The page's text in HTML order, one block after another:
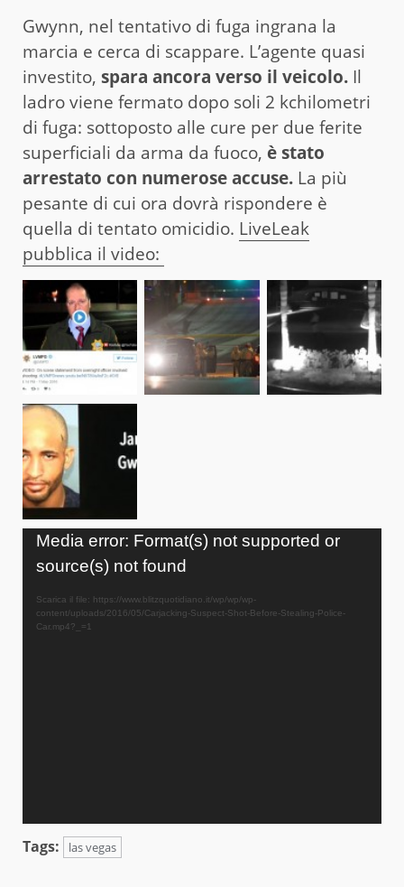
Gwynn, nel tentativo di fuga ingrana la
marcia e cerca di scappare. L’agente quasi
investito, spara ancora verso il veicolo. Il
ladro viene fermato dopo soli 2 kchilometri
di fuga: sottoposto alle cure per due ferite
superficiali da arma da fuoco, è stato
arrestato con numerose accuse. La più
pesante di cui ora dovrà rispondere è
quella di tentato omicidio. LiveLeak
pubblica il video:
Video
Player
Media error: Format(s) not supported or
source(s) not found
Scarica il file: https://www.blitzquotidiano.it/wp/wp/wp-
content/uploads/2016/05/Carjacking-Suspect-Shot-Before-Stealing-Police-
Car.mp4?_=1
Tags: las vegas